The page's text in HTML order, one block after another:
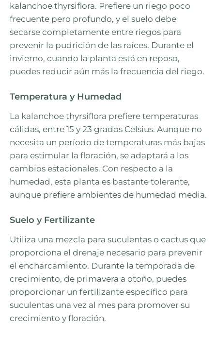
kalanchoe thyrsiflora. Prefiere un riego poco
frecuente pero profundo, y el suelo debe
secarse completamente entre riegos para
prevenir la pudrición de las raíces. Durante el
invierno, cuando la planta está en reposo,
puedes reducir aún más la frecuencia del riego.
Temperatura y Humedad
La kalanchoe thyrsiflora prefiere temperaturas
cálidas, entre 15 y 23 grados Celsius. Aunque no
necesita un período de temperaturas más bajas
para estimular la floración, se adaptará a los
cambios estacionales. Con respecto a la
humedad, esta planta es bastante tolerante,
aunque prefiere ambientes de humedad media.
Suelo y Fertilizante
Utiliza una mezcla para suculentas o cactus que
proporciona el drenaje necesario para prevenir
el encharcamiento. Durante la temporada de
crecimiento, de primavera a otoño, puedes
proporcionar un fertilizante específico para
suculentas una vez al mes para promover su
crecimiento y floración.